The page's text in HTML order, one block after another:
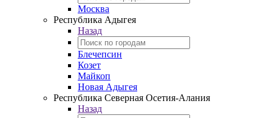
Москва
Республика Адыгея
Назад
Блечепсин
Козет
Майкоп
Новая Адыгея
Республика Северная Осетия-Алания
Назад